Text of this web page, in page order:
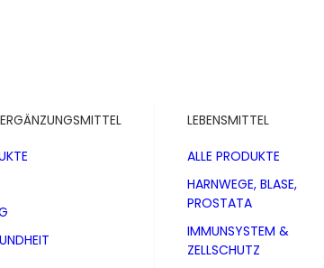
LEBENSMITTEL
ALLE PRODUKTE
HARNWEGE, BLASE,
PROSTATA
IMMUNSYSTEM &
ZELLSCHUTZ